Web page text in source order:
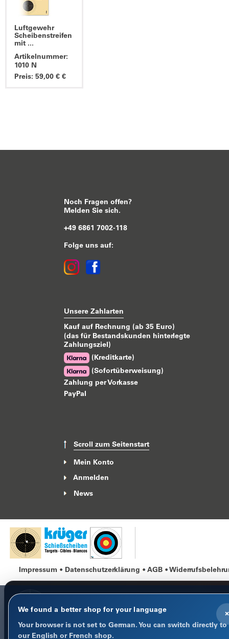
Luftgewehr
Scheibenstreifen
mit ...
Artikelnummer:
1010 N
Preis: 59,00 € €
Noch Fragen offen?
Melden Sie sich.
+49 6861 7002-118
Folge uns auf:
Unsere Zahlarten
Kauf auf Rechnung (ab 35 Euro)
(das für Bestandskunden hinterlegte
Zahlungsziel)
(Kreditkarte)
(Sofortüberweisung)
Zahlung per Vorkasse
PayPal
Scroll zum Seitenstart
Mein Konto
Anmelden
News
Impressum Datenschutzerklärung AGB
×
We found a better shop for your language
Your browser is not set to German. You can switch directly to
our English or French shop.
COOKIE-HINWEIS